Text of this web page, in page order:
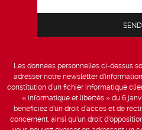
Les données personnelles ci-dessus
adresser notre newsletter
constitution d’un fichier informatique
« informatique et libertés » du 6
bénéficiez d’un droit d’accès et de
concernent, ainsi qu’un droit